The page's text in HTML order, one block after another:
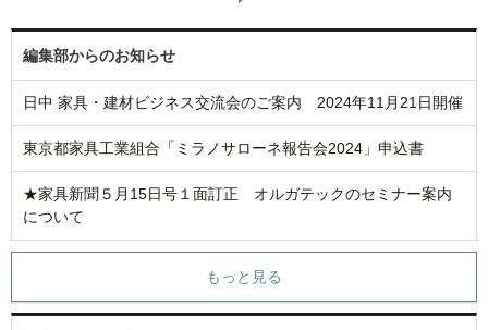
編集部からのお知らせ
日中 家具・建材ビジネス交流会のご案内 2024年11月21日開催
東京都家具工業組合「ミラノサローネ報告会2024」申込書
★家具新聞５月15日号１面訂正 オルガテックのセミナー案内
について
もっと見る